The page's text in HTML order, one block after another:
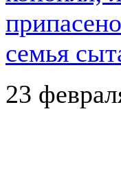
семья
23